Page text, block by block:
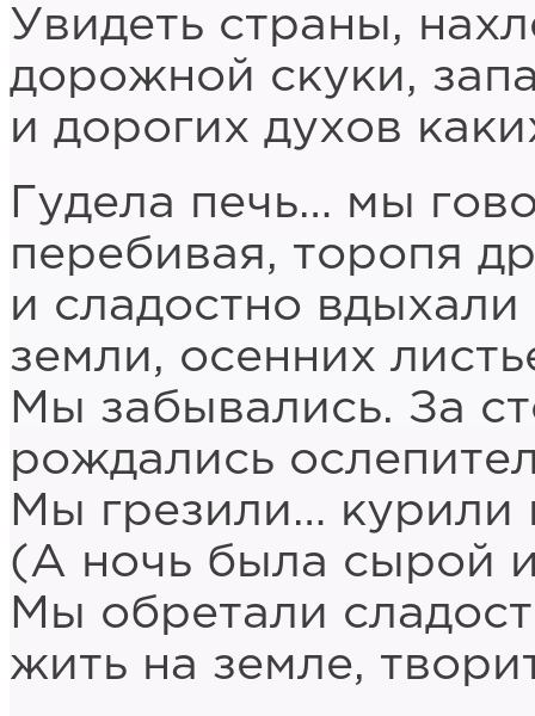
Увидеть страны,
дорожной скуки,
и дорогих духов
Гудела печь… мы
перебивая, торопя
и сладостно
земли, осенних
Мы забывались. За
рождались
Мы грезили… курили
(А ночь была сырой
Мы обретали
жить на земле,